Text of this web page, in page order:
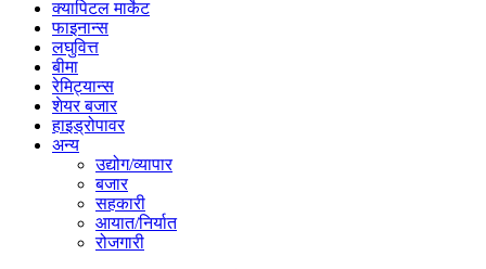
क्यापिटल मार्केट
फाइनान्स
लघुवित्त
बीमा
रेमिट्यान्स
शेयर बजार
हाइड्रोपावर
अन्य
उद्योग/व्यापार
बजार
सहकारी
आयात/निर्यात
रोजगारी